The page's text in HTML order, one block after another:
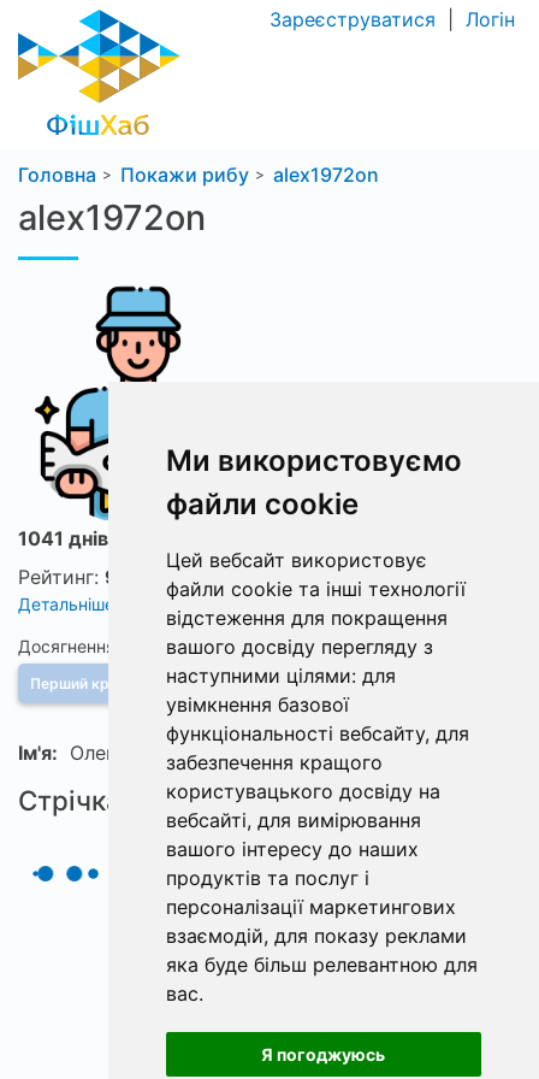
Ми використовуємо
файли cookie
Цей вебсайт використовує
файли cookie та інші технології
відстеження для покращення
вашого досвіду перегляду з
наступними цілями: для
увімкнення базової
функціональності вебсайту, для
забезпечення кращого
користувацького досвіду на
вебсайті, для вимірювання
вашого інтересу до наших
продуктів та послуг і
персоналізації маркетингових
взаємодій, для показу реклами
яка буде більш релевантною для
вас.
Я погоджуюсь
Зареєструватися Логін
Головна Покажи рибу alex1972on
alex1972on
1041 днів з ФішХаб
Рейтинг: 93
Детальніше про рейтинг
Досягнення
Перший крок
Ім'я: Олександр
Стрічка